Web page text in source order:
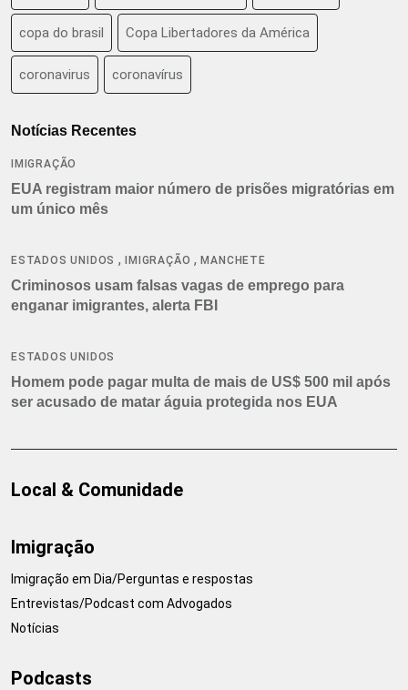
copa do brasil Copa Libertadores da América
coronavirus coronavírus
Notícias Recentes
IMIGRAÇÃO
EUA registram maior número de prisões migratórias em
um único mês
ESTADOS UNIDOS ,IMIGRAÇÃO ,MANCHETE
Criminosos usam falsas vagas de emprego para
enganar imigrantes, alerta FBI
ESTADOS UNIDOS
Homem pode pagar multa de mais de US$ 500 mil após
ser acusado de matar águia protegida nos EUA
Local & Comunidade
Imigração
Imigração em Dia/Perguntas e respostas
Entrevistas/Podcast com Advogados
Notícias
Podcasts